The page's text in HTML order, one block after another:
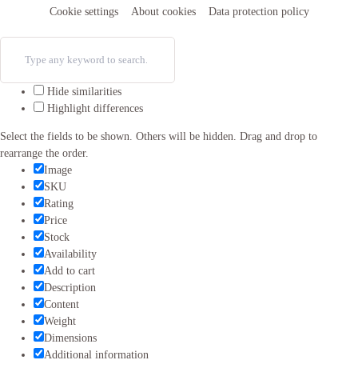
Cookie settings About cookies Data protection policy
Hide similarities
Highlight differences
Select the fields to be shown. Others will be hidden. Drag and drop to
rearrange the order.
Image
SKU
Rating
Price
Stock
Availability
Add to cart
Description
Content
Weight
Dimensions
Additional information